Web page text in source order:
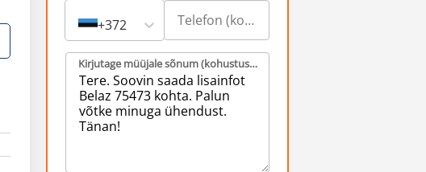
+372
Kirjutage müüjale sõnum (kohustuslik)